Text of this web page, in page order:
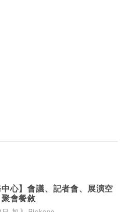
中心】會議、記者會、展演空
會餐敘